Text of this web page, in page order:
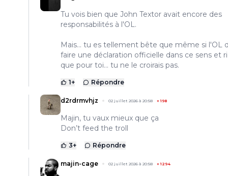
Tu vois bien que John Textor avait encore des
responsabilités à l'OL.
Mais... tu es tellement bête que même si l'OL
faire une déclaration officielle dans ce sens et
que pour toi... tu ne le croirais pas.
1+ Répondre
d2rdrmvhjz 02 juillet 2026 à 20:58 +198
Majin, tu vaux mieux que ça
Don’t feed the troll
3+ Répondre
majin-cage 02 juillet 2026 à 20:58 +1294